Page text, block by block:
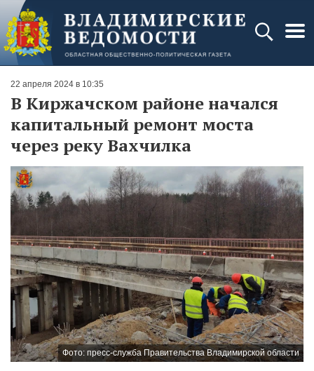
22 апреля 2024 в 10:35
В Киржачском районе начался
капитальный ремонт моста
через реку Вахчилка
Фото: пресс-служба Правительства Владимирской области